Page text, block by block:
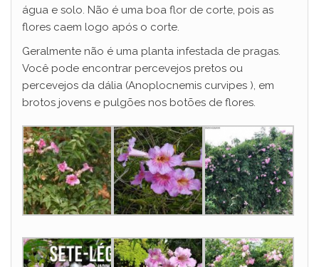
água e solo. Não é uma boa flor de corte, pois as
flores caem logo após o corte.
Geralmente não é uma planta infestada de pragas.
Você pode encontrar percevejos pretos ou
percevejos da dália (Anoplocnemis curvipes ), em
brotos jovens e pulgões nos botões de flores.